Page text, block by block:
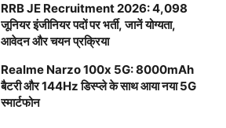
RRB JE Recruitment 2026: 4,098
जूनियर इंजीनियर पदों पर भर्ती, जानें योग्यता,
आवेदन और चयन प्रक्रिया
Realme Narzo 100x 5G: 8000mAh
बैटरी और 144Hz डिस्प्ले के साथ आया नया 5G
स्मार्टफोन